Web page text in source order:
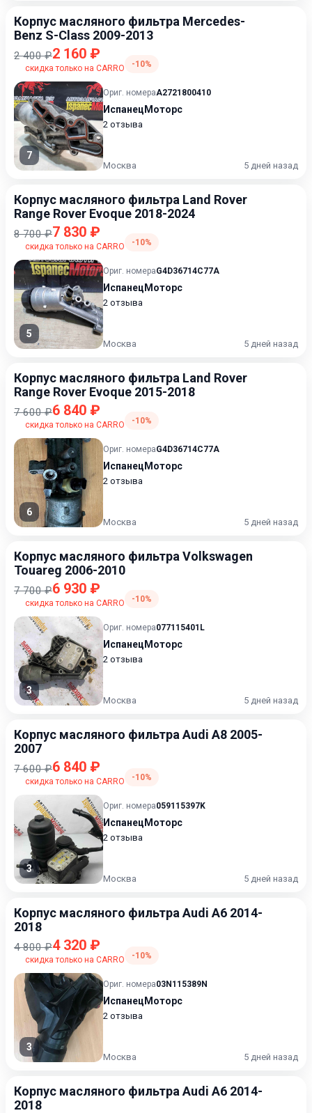
Корпус масляного фильтра Mercedes-
Benz S-Class 2009-2013
2 400 ₽2 160 ₽
скидка только на CARRO -10%
7
Ориг. номераA2721800410
ИспанецМоторс
2 отзыва
Москва 5 дней назад
Корпус масляного фильтра Land Rover
Range Rover Evoque 2018-2024
8 700 ₽7 830 ₽
скидка только на CARRO -10%
5
Ориг. номераG4D36714C77A
ИспанецМоторс
2 отзыва
Москва 5 дней назад
Корпус масляного фильтра Land Rover
Range Rover Evoque 2015-2018
7 600 ₽6 840 ₽
скидка только на CARRO -10%
6
Ориг. номераG4D36714C77A
ИспанецМоторс
2 отзыва
Москва 5 дней назад
Корпус масляного фильтра Volkswagen
Touareg 2006-2010
7 700 ₽6 930 ₽
скидка только на CARRO -10%
3
Ориг. номера077115401L
ИспанецМоторс
2 отзыва
Москва 5 дней назад
Корпус масляного фильтра Audi A8 2005-
2007
7 600 ₽6 840 ₽
скидка только на CARRO -10%
3
Ориг. номера059115397K
ИспанецМоторс
2 отзыва
Москва 5 дней назад
Корпус масляного фильтра Audi A6 2014-
2018
4 800 ₽4 320 ₽
скидка только на CARRO -10%
3
Ориг. номера03N115389N
ИспанецМоторс
2 отзыва
Москва 5 дней назад
Корпус масляного фильтра Audi A6 2014-
2018